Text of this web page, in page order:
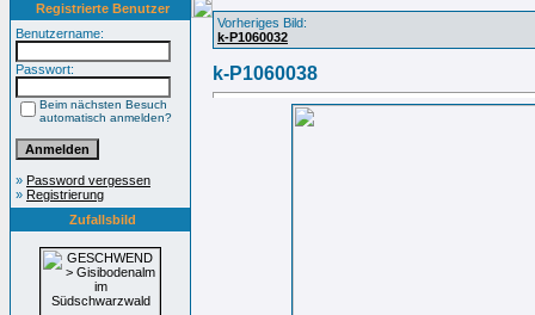
Registrierte Benutzer
Benutzername:
Passwort:
Beim nächsten Besuch
automatisch anmelden?
» Password vergessen
» Registrierung
Zufallsbild
Vorheriges Bild:
k-P1060032
k-P1060038